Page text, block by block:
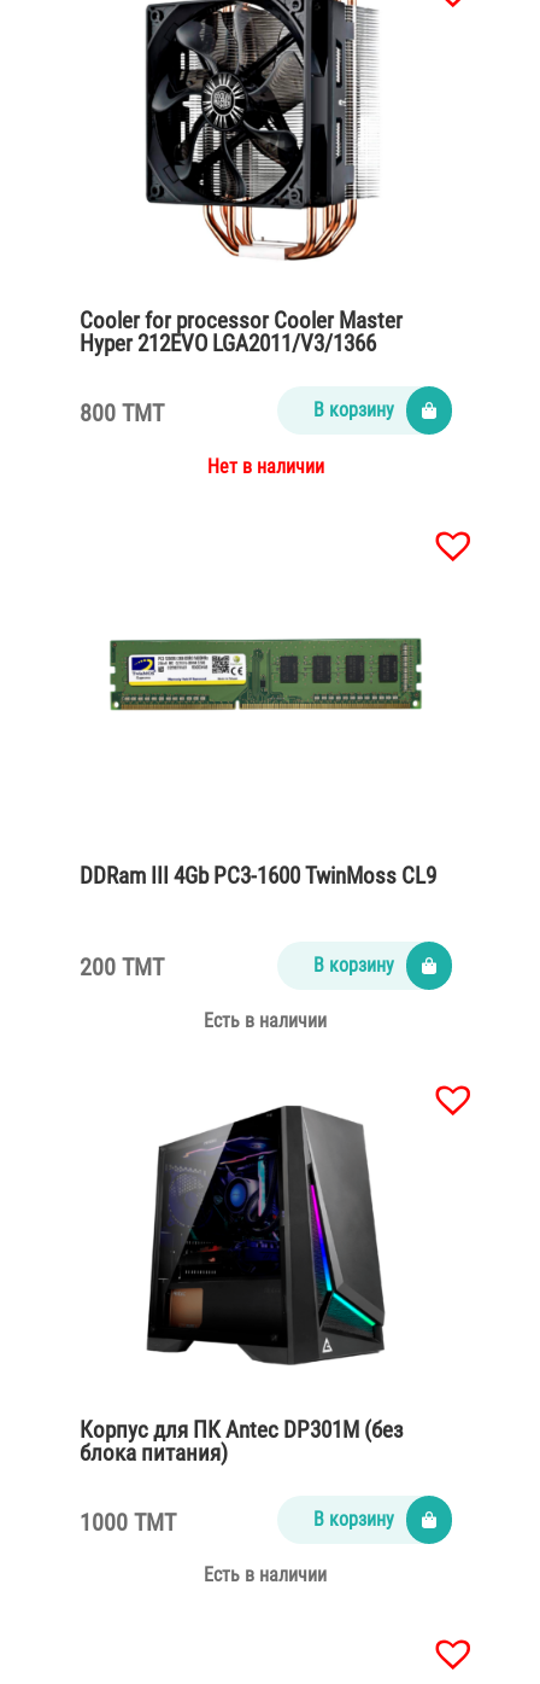
Cooler for processor Cooler Master
Hyper 212EVO LGA2011/V3/1366
800 TMT В корзину
Нет в наличии
DDRam III 4Gb PC3-1600 TwinMoss CL9
200 TMT В корзину
Есть в наличии
Корпус для ПК Antec DP301M (без
блока питания)
1000 TMT В корзину
Есть в наличии